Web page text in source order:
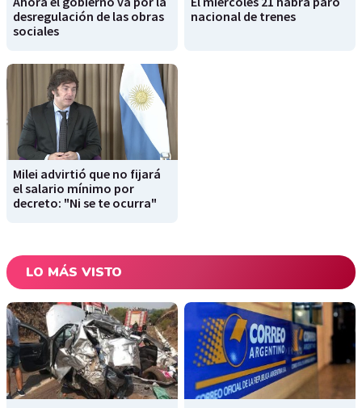
desregulación de las obras
sociales
nacional de trenes
Milei advirtió que no fijará
el salario mínimo por
decreto: "Ni se te ocurra"
LO MÁS VISTO